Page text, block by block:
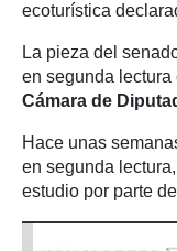
ecoturística
La pieza del
en segunda lectura
Cámara de
Hace unas
en segunda
estudio por parte